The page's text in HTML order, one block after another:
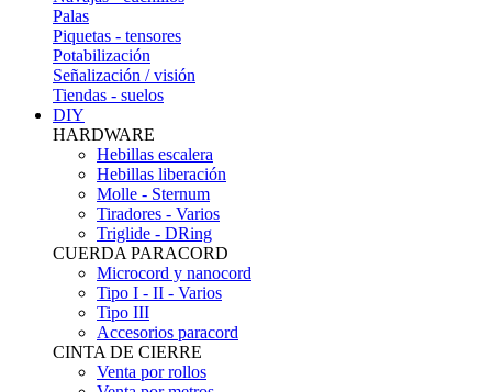
Palas
Piquetas - tensores
Potabilización
Señalización / visión
Tiendas - suelos
DIY
HARDWARE
Hebillas escalera
Hebillas liberación
Molle - Sternum
Tiradores - Varios
Triglide - DRing
CUERDA PARACORD
Microcord y nanocord
Tipo I - II - Varios
Tipo III
Accesorios paracord
CINTA DE CIERRE
Venta por rollos